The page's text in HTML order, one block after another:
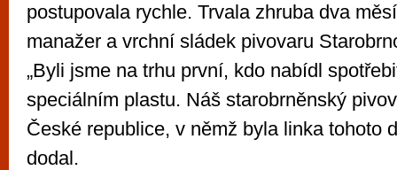
postupovala rychle. Trvala zhruba dva
manažer a vrchní sládek pivovaru
„Byli jsme na trhu první, kdo nabídl
speciálním plastu. Náš starobrněnský
České republice, v němž byla linka tohoto
dodal.